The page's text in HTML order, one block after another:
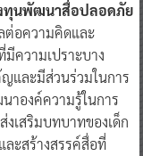
ทุนพัฒนาสื่อปลอดภัย
ต่อความคิดและ
ความเปราะบาง
และมีส่วนร่วมในการ
าองค์ความรู้ในการ
เสริมบทบาทของเด็ก
ละสร้างสรรค์สื่อที่